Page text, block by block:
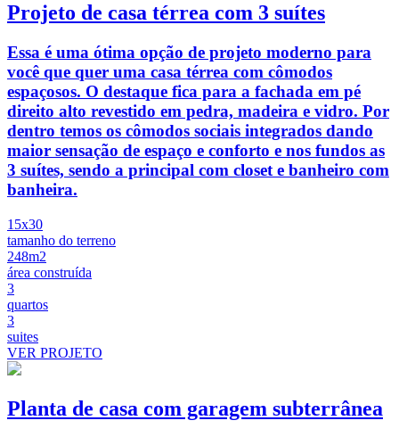
Projeto de casa térrea com 3 suítes
Essa é uma ótima opção de projeto moderno para
você que quer uma casa térrea com cômodos
espaçosos. O destaque fica para a fachada em pé
direito alto revestido em pedra, madeira e vidro. Por
dentro temos os cômodos sociais integrados dando
maior sensação de espaço e conforto e nos fundos as
3 suítes, sendo a principal com closet e banheiro com
banheira.
15x30
tamanho do terreno
248m2
área construída
3
quartos
3
suites
VER PROJETO
Planta de casa com garagem subterrânea